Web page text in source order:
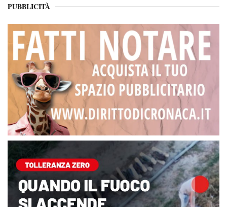
PUBBLICITÀ